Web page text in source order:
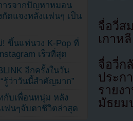
จื่อวี่ส
เกาหลี
จื่อวี่ก
ประก
รายง
มัธยม
ารจากปัญหาหมอน
ดแจงหลังแฟนๆ เป็น
! ขึ้นแท่นวง K-Pop ที่
เร็วที่สุด
อีกครั้งในวัน
รู้ว่าวันนี้สำคัญมาก”
กับเพื่อนหนุ่ม หลัง
ฟนๆจับตาชีวิตล่าสุด